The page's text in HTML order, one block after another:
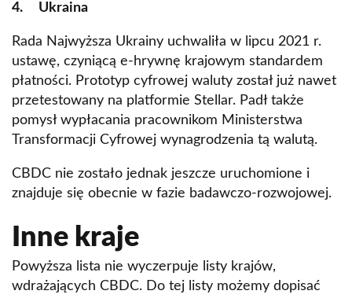
4. Ukraina
Rada Najwyższa Ukrainy uchwaliła w lipcu 2021 r.
ustawę, czyniącą e-hrywnę krajowym standardem
płatności. Prototyp cyfrowej waluty został już nawet
przetestowany na platformie Stellar. Padł także
pomysł wypłacania pracownikom Ministerstwa
Transformacji Cyfrowej wynagrodzenia tą walutą.
CBDC nie zostało jednak jeszcze uruchomione i
znajduje się obecnie w fazie badawczo-rozwojowej.
Inne kraje
Powyższa lista nie wyczerpuje listy krajów,
wdrażających CBDC. Do tej listy możemy dopisać